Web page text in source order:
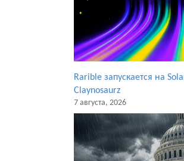
Rarible запускается на
Claynosaurz
7 августа, 2026